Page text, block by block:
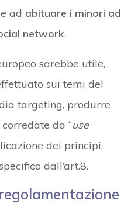
e ad abituare i minori ad
network.
sarebbe utile,
sui temi del
targeting, produrre
da “use
dei principi
dall’art.8.